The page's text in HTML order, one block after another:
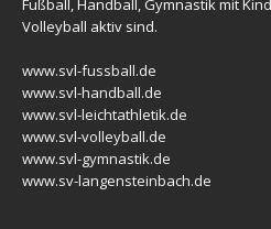
Fußball, Handball, Gymnastik mit
Volleyball aktiv sind.
www.svl-fussball.de
www.svl-handball.de
www.svl-leichtathletik.de
www.svl-volleyball.de
www.svl-gymnastik.de
www.sv-langensteinbach.de